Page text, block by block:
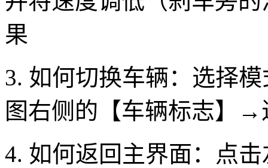
果
3. 如何切换车辆：选择
图右侧的【车辆标志】→
4. 如何返回主界面：点